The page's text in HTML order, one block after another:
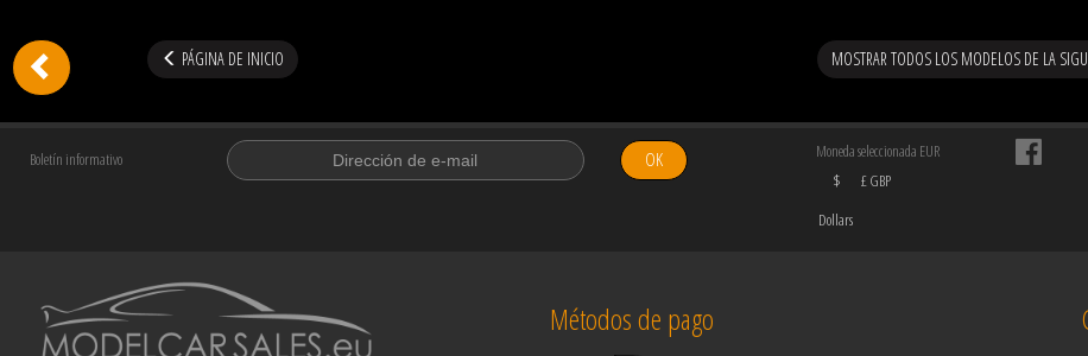
PÁGINA DE INICIO MOSTRAR TODOS LOS MODELOS DE LA
Boletín informativo OK
Moneda seleccionada EUR
$
Dollars
£ GBP
Métodos de pago